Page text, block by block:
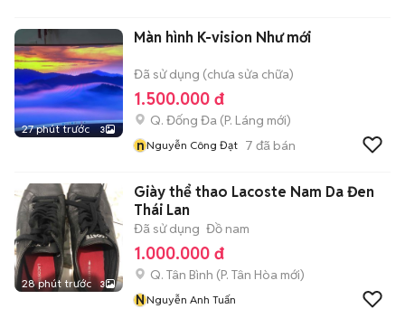
27 phút trước 3
Màn hình K-vision Như mới
Đã sử dụng (chưa sửa chữa)
1.500.000 đ
Q. Đống Đa (P. Láng mới)
nNguyễn Công Đạt 7 đã bán
28 phút trước 3
Giày thể thao Lacoste Nam Da Đen
Thái Lan
Đã sử dụng Đồ nam
1.000.000 đ
Q. Tân Bình (P. Tân Hòa mới)
NNguyễn Anh Tuấn